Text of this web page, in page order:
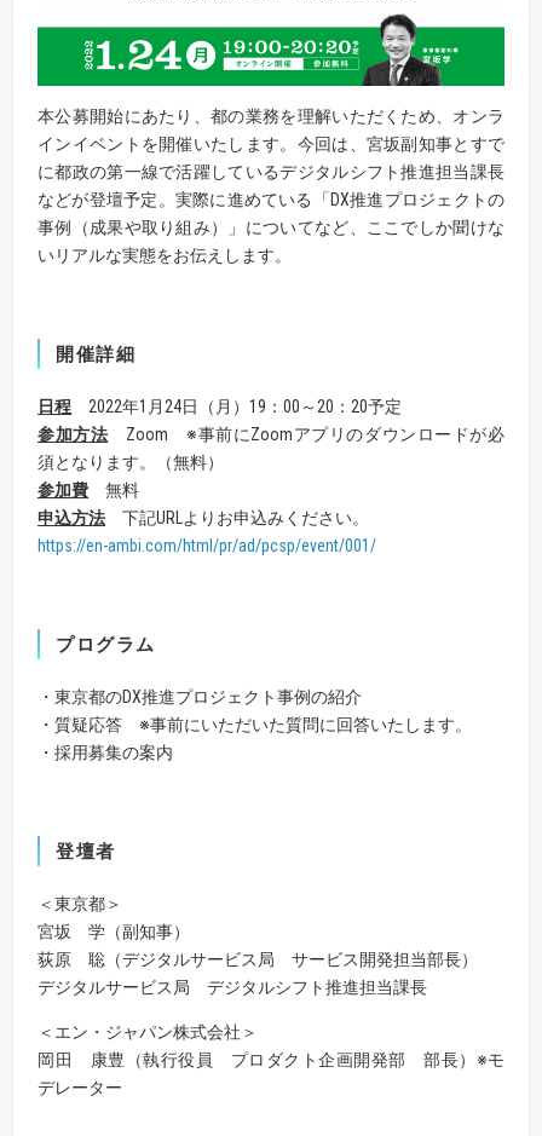
本公募開始にあたり、都の業務を理解いただくため、オンラ
インイベントを開催いたします。今回は、宮坂副知事とすで
に都政の第一線で活躍しているデジタルシフト推進担当課長
などが登壇予定。実際に進めている「DX推進プロジェクトの
事例（成果や取り組み）」についてなど、ここでしか聞けな
いリアルな実態をお伝えします。
開催詳細
日程
2022年1月24日（月）19：00～20：20予定
参加方法 Zoom ※事前にZoomアプリのダウンロードが必
須となります。（無料）
参加費 無料
申込方法
下記URLよりお申込みください。
https://en-ambi.com/html/pr/ad/pcsp/event/001/
プログラム
・東京都のDX推進プロジェクト事例の紹介
・質疑応答 ※事前にいただいた質問に回答いたします。
・採用募集の案内
登壇者
＜東京都＞
宮坂 学（副知事）
荻原 聡（デジタルサービス局 サービス開発担当部長）
デジタルサービス局 デジタルシフト推進担当課長
＜エン・ジャパン株式会社＞
岡田 康豊（執行役員 プロダクト企画開発部 部長）※モ
デレーター